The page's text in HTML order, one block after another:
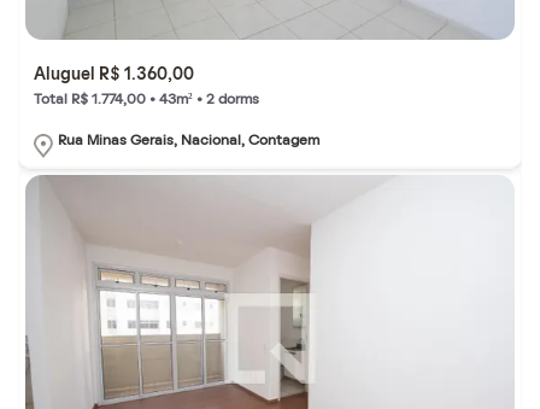
Aluguel R$ 1.360,00
Total R$ 1.774,00 • 43m² • 2 dorms
Rua Minas Gerais, Nacional, Contagem